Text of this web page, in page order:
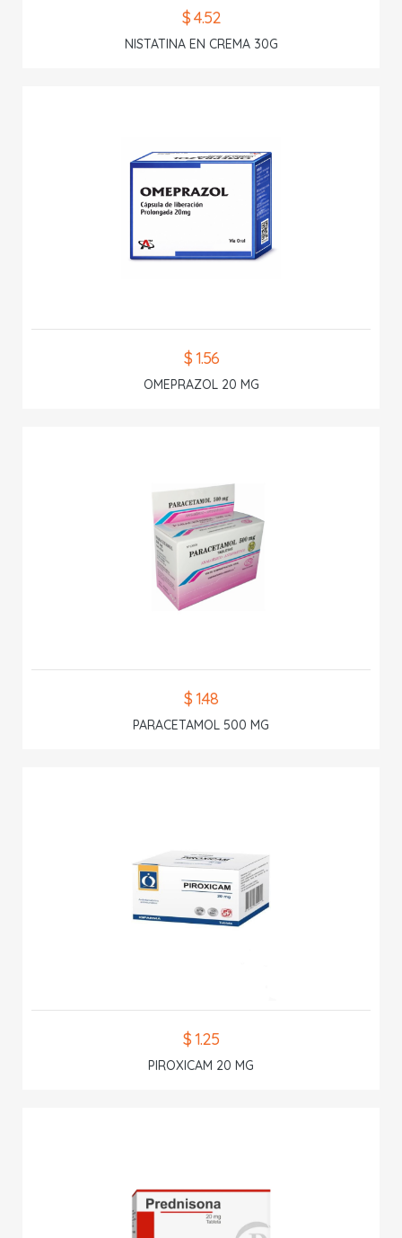
$ 4.52
NISTATINA EN CREMA 30G
$ 1.56
OMEPRAZOL 20 MG
$ 1.48
PARACETAMOL 500 MG
$ 1.25
PIROXICAM 20 MG